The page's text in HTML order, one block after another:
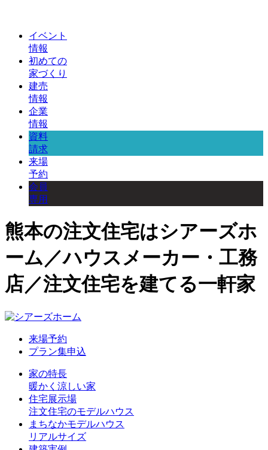
イベント
情報
初めての
家づくり
建売
情報
企業
情報
資料
請求
来場
予約
会員
専用
熊本の注文住宅はシアーズホ
ーム／ハウスメーカー・工務
店／注文住宅を建てる一軒家
来場予約
プラン集申込
家の特長
暖かく涼しい家
住宅展示場
注文住宅のモデルハウス
まちなかモデルハウス
リアルサイズ